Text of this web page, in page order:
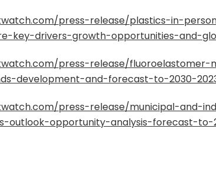
press-release/plastics-in-
key-drivers-growth-opportunities-and-
press-release/
development-and-forecast-to-2030-
press-release/municipal-and-
outlook-opportunity-analysis-forecast-to-